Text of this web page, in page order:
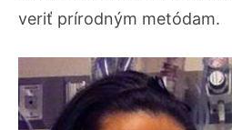
veriť prírodným metódam.